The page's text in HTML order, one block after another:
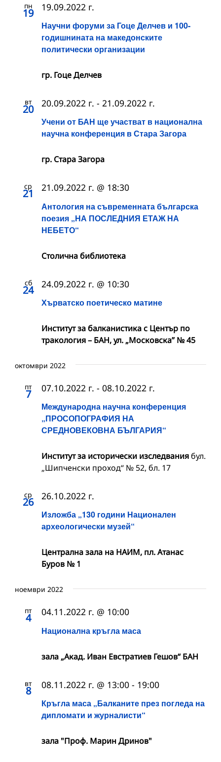
пн
19
Научни форуми за Гоце Делчев и 100-
годишнината на македонските
политически организации
19.09.2022 г.
гр. Гоце Делчев
вт
20
Учени от БАН ще участват в национална
научна конференция в Стара Загора
20.09.2022 г. - 21.09.2022 г.
гр. Стара Загора
ср
21
Антология на съвременната българска
поезия „НА ПОСЛЕДНИЯ ЕТАЖ НА
НЕБЕТО“
21.09.2022 г. @ 18:30
Столична библиотека
сб
24
Хърватско поетическо матине
24.09.2022 г. @ 10:30
Институт за балканистика с Център по
тракология – БАН, ул. „Московска” № 45
октомври 2022
пт
7
Международна научна конференция
„ПРОСОПОГРАФИЯ НА
СРЕДНОВЕКОВНА БЪЛГАРИЯ“
07.10.2022 г. - 08.10.2022 г.
Институт за исторически изследваниябул.
„Шипченски проход“ № 52, бл. 17
ср
26
Изложба „130 години Национален
археологически музей“
26.10.2022 г.
Централна зала на НАИМ, пл. Атанас
Буров № 1
ноември 2022
пт
4
Национална кръгла маса
04.11.2022 г. @ 10:00
зала „Акад. Иван Евстратиев Гешов“ БАН
вт
8
Кръгла маса „Балканите прeз погледа на
дипломати и журналисти“
08.11.2022 г. @ 13:00 - 19:00
зала "Проф. Марин Дринов"